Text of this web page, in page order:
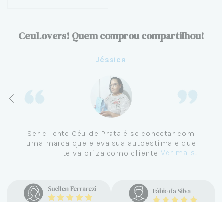
CeuLovers! Quem comprou compartilhou!
Aline
Me tornei cliente da Céu de Prata em
Setembro de 2024 e não me vejo
comprando em outro lugar. Eu sempre amei
encontrar a Céu. Atendimento
personalizado, verdadeiras jóias prata 925,